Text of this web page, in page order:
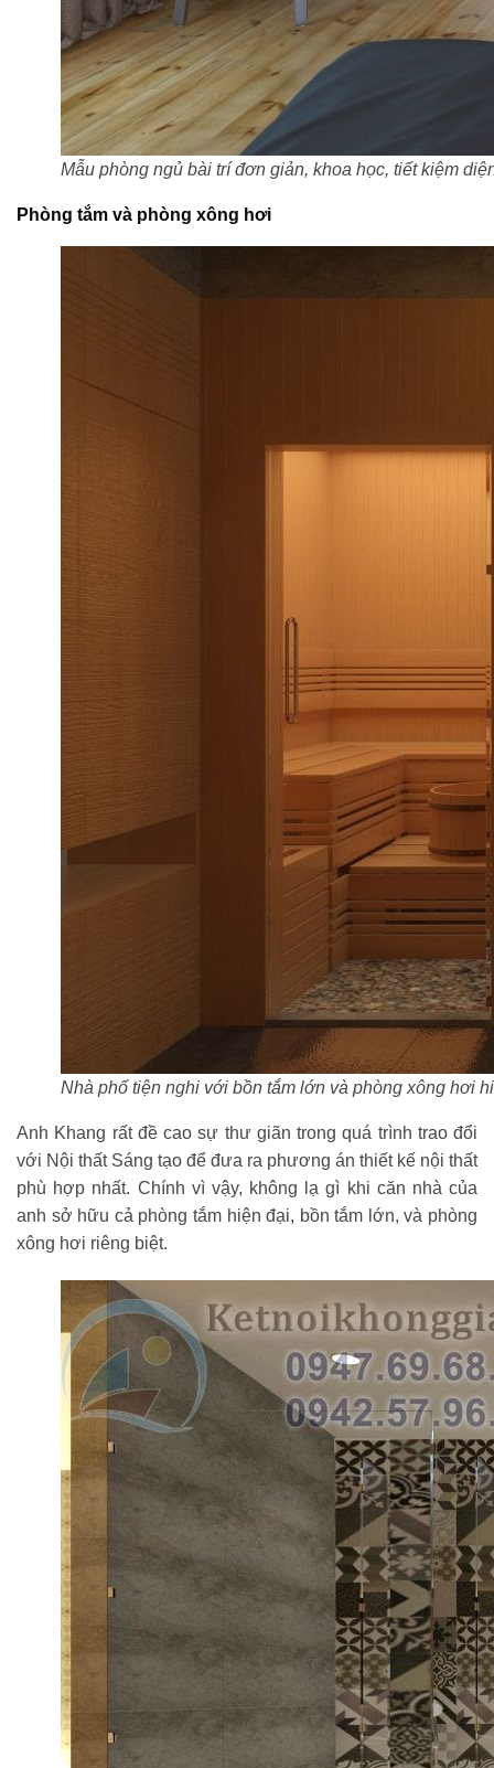
Mẫu phòng ngủ bài trí đơn giản, khoa học, tiết kiệm
Phòng tắm và phòng xông hơi
Nhà phố tiện nghi với bồn tắm lớn và phòng xông hơi
Anh Khang rất đề cao sự thư giãn trong quá trình trao đổi
với Nội thất Sáng tạo để đưa ra phương án thiết kế nội thất
phù hợp nhất. Chính vì vậy, không lạ gì khi căn nhà của
anh sở hữu cả phòng tắm hiện đại, bồn tắm lớn, và phòng
xông hơi riêng biệt.